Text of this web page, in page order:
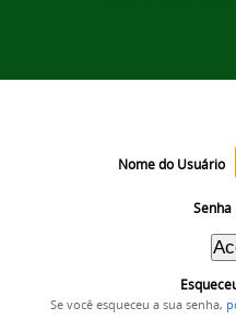
Nome do Usuário
Senha
Se você esqueceu a sua senha,